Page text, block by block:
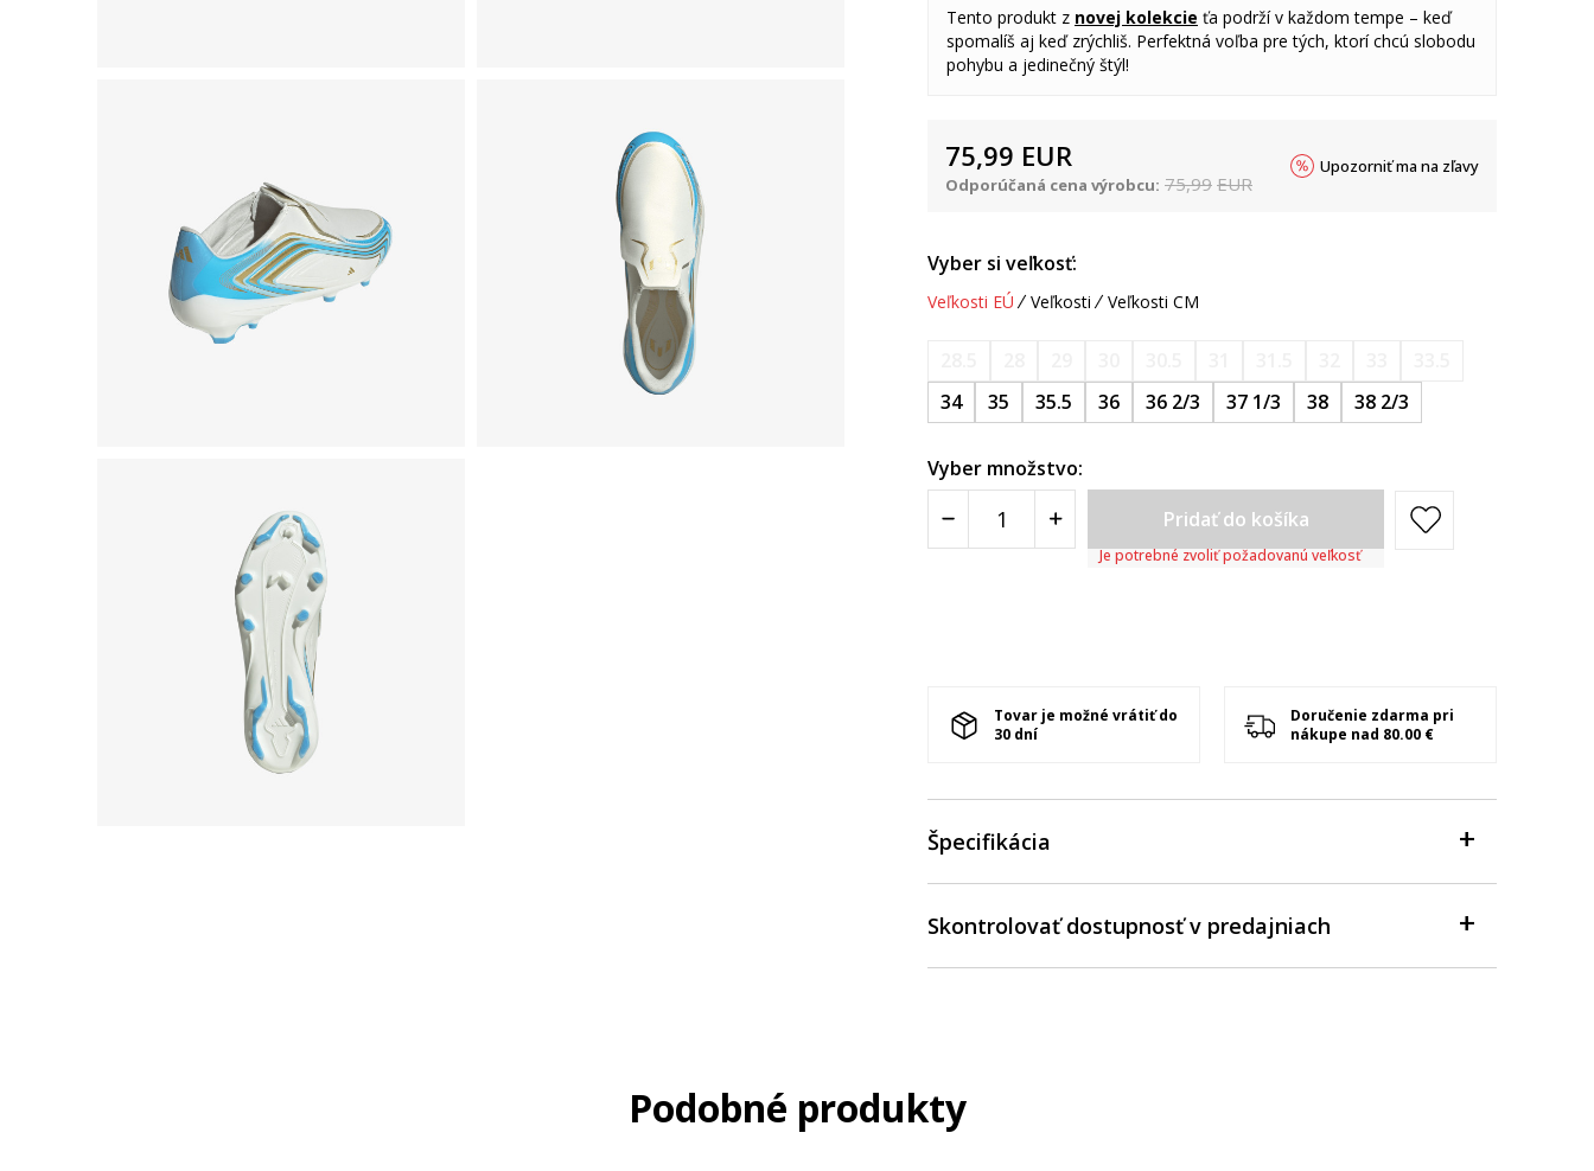
Tento produkt z novej kolekcie ťa podrží v každom tempe – keď
spomalíš aj keď zrýchliš. Perfektná voľba pre tých, ktorí chcú slobodu
pohybu a jedinečný štýl!
75,99 EUR
Odporúčaná cena výrobcu: 75,99 EUR
Upozorniť ma na zľavy
Vyber si veľkosť:
Veľkosti EÚ Veľkosti Veľkosti CM
34
35 35.5 36 36 2/3 37 1/3 38 38 2/3
Vyber množstvo:
Pridať do košíka
Je potrebné zvoliť požadovanú veľkosť
Tovar je možné vrátiť do
30 dní
Doručenie zdarma pri
nákupe nad 80.00 €
Špecifikácia
Skontrolovať dostupnosť v predajniach
Podobné produkty